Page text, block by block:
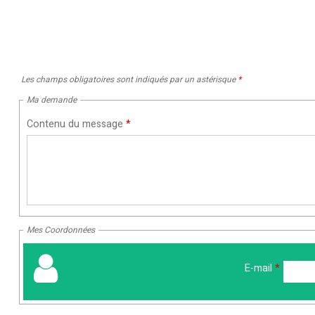
Les champs obligatoires sont indiqués par un astérisque *
Ma demande
Contenu du message *
Mes Coordonnées
E-mail *